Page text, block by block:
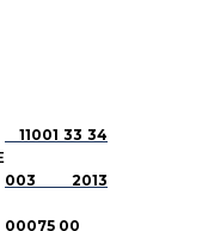
11001 33 34
003 2013
00075 00